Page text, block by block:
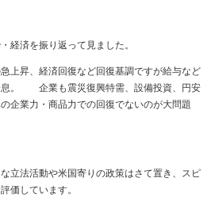
経済を振り返って見ました。
上昇、経済回復など回復基調ですが給与など
息。 企業も震災復興特需、設備投資、円安
企業力・商品力での回復でないのが大問題
立法活動や米国寄りの政策はさて置き、スピ
価しています。